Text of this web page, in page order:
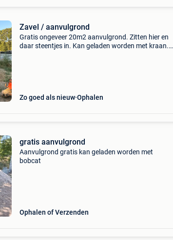
Zavel / aanvulgrond
Gratis ongeveer 20m2 aanvulgrond. Zitten hier en
daar steentjes in. Kan geladen worden met kraan.
Zo goed als nieuw Ophalen
gratis aanvulgrond
Aanvulgrond gratis kan geladen worden met
bobcat
Ophalen of Verzenden